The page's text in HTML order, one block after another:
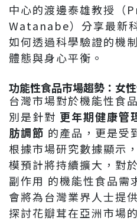
中心的渡邊泰雄教授（
Watanabe）分享最新
如何透過科學驗證的機
體態與身心平衡。
功能性食品市場趨勢：女
台灣市場對於機能性食
別是針對 更年期健康管
肪調節 的產品，更是受
根據市場研究數據顯示
模預計將持續擴大，對
副作用 的機能性食品需
會將為台灣業界人士提
探討花瓣茸在亞洲市場